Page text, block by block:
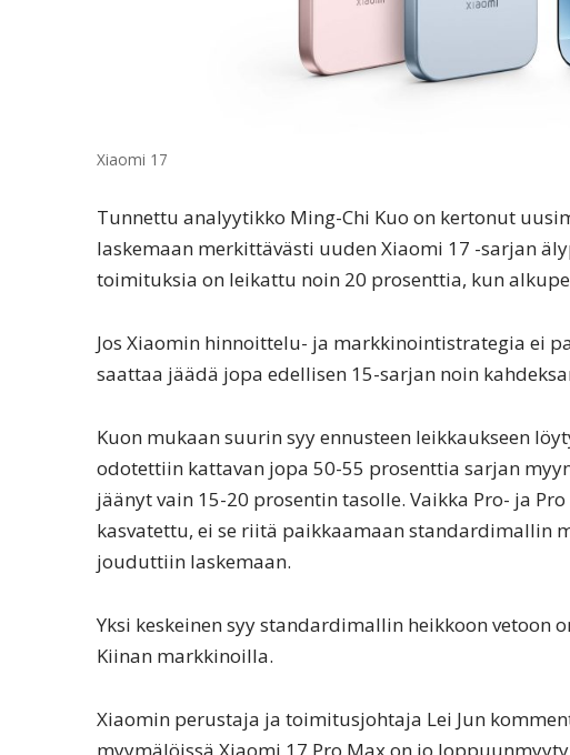
Xiaomi 17
Tunnettu analyytikko Ming-Chi Kuo on kertonut
laskemaan merkittävästi uuden Xiaomi 17 -sarjan
toimituksia on leikattu noin 20 prosenttia, kun
Jos Xiaomin hinnoittelu- ja markkinointistrategia ei
saattaa jäädä jopa edellisen 15-sarjan noin
Kuon mukaan suurin syy ennusteen leikkaukseen
odotettiin kattavan jopa 50-55 prosenttia sarjan
jäänyt vain 15-20 prosentin tasolle. Vaikka Pro- ja
kasvatettu, ei se riitä paikkaamaan standardimallin
jouduttiin laskemaan.
Yksi keskeinen syy standardimallin heikkoon vetoon
Kiinan markkinoilla.
Xiaomin perustaja ja toimitusjohtaja Lei Jun
myymälöissä Xiaomi 17 Pro Max on jo